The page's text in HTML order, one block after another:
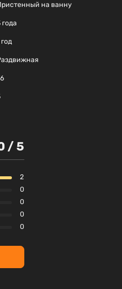
на ванну
года
год
/ 5
2
0
0
0
0